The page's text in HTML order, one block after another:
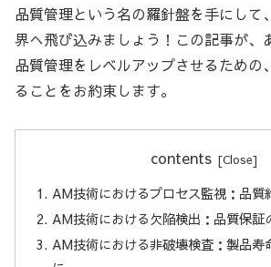
品質管理という名の羅針盤を手にして
界へ飛び込みましょう！この記事が、
品質管理をレベルアップさせるための
ることをお約束します。
contents
AM技術におけるプロセス監視：品質
AM技術における欠陥検出：品質保証
AM技術における非破壊検査：製品寿